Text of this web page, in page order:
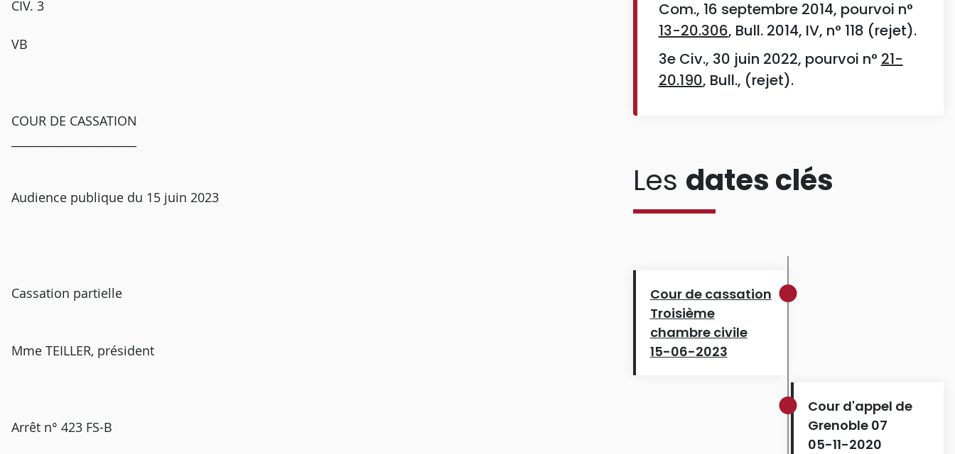
CIV. 3
VB
COUR DE CASSATION
Audience publique du 15 juin 2023
Cassation partielle
Mme TEILLER, président
Arrêt n° 423 FS-B
Com., 16 septembre 2014, pourvoi n°
13-20.306, Bull. 2014, IV, n° 118 (rejet).
3e Civ., 30 juin 2022, pourvoi n° 21-
20.190, Bull., (rejet).
Les dates clés
Cour de cassation
Troisième
chambre civile
15-06-2023
Cour d'appel de
Grenoble 07
05-11-2020